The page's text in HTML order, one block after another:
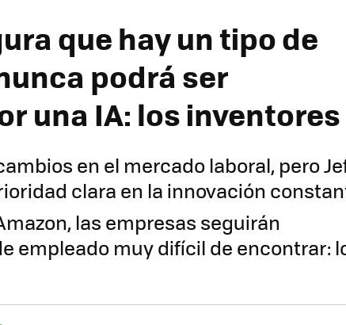
que hay un tipo de
podrá ser
una IA: los inventores
en el mercado laboral, pero
clara en la innovación
las empresas seguirán
empleado muy difícil de encontrar: